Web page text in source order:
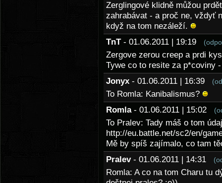
Zerglingové klidně můžou
zahrabávat - a proč ne, vždyť
když na tom nezáleží.
TnT - 01.06.2011 | 19:19
Zergove zerou creep a prdi
Tywe co to resite za p*coviny
Jonyx - 01.06.2011 | 16:39
To Romla: Kanibalismus?
Romla - 01.06.2011 | 15:02
To Pralev: Tady máš o tom
http://eu.battle.net/sc2/en/
Mě by spíš zajímalo, co tam
Pralev - 01.06.2011 | 14:31
Romla: A co na tom Charu tu